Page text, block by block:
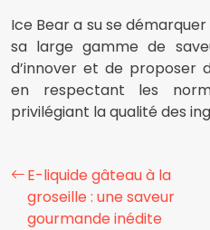
Ice Bear a su se
sa large gamme de
d’innover et de proposer
en respectant les
privilégiant la qualité des
E-liquide gâteau à la
groseille : une saveur
gourmande inédite